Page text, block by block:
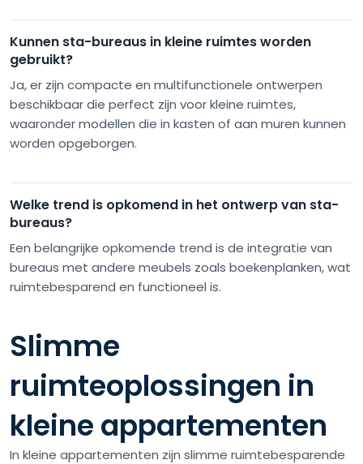
Kunnen sta-bureaus in kleine ruimtes worden
gebruikt?
Ja, er zijn compacte en multifunctionele ontwerpen
beschikbaar die perfect zijn voor kleine ruimtes,
waaronder modellen die in kasten of aan muren kunnen
worden opgeborgen.
Welke trend is opkomend in het ontwerp van sta-
bureaus?
Een belangrijke opkomende trend is de integratie van
bureaus met andere meubels zoals boekenplanken, wat
ruimtebesparend en functioneel is.
Slimme
ruimteoplossingen in
kleine appartementen
In kleine appartementen zijn slimme ruimtebesparende